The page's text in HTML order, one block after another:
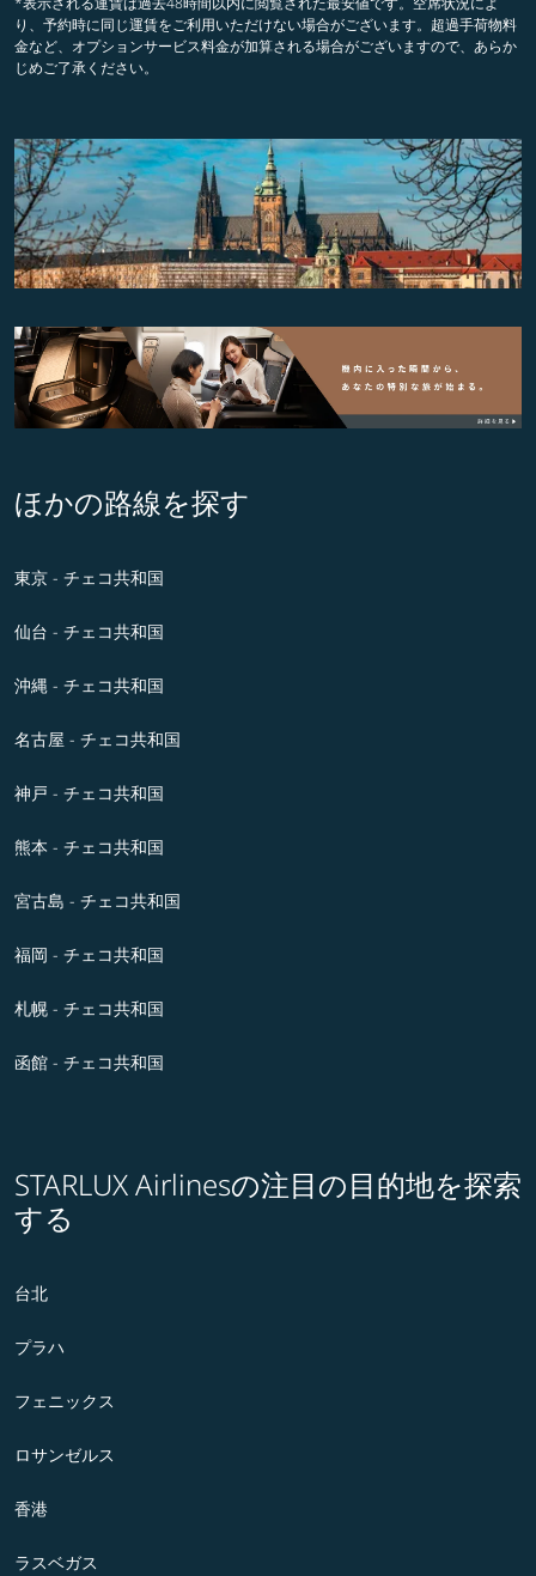
り、予約時に同じ運賃をご利用いただけない場合がございます。超過手荷物料
金など、オプションサービス料金が加算される場合がございますので、あらか
じめご了承ください。
ほかの路線を探す
東京 - チェコ共和国
仙台 - チェコ共和国
沖縄 - チェコ共和国
名古屋 - チェコ共和国
神戸 - チェコ共和国
熊本 - チェコ共和国
宮古島 - チェコ共和国
福岡 - チェコ共和国
札幌 - チェコ共和国
函館 - チェコ共和国
STARLUX Airlinesの注目の目的地を探索
する
台北
プラハ
フェニックス
ロサンゼルス
香港
ラスベガス